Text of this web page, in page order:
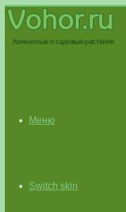
Меню
Switch skin